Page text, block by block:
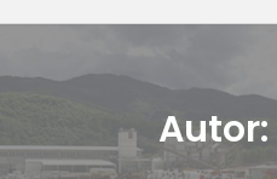
Autor: